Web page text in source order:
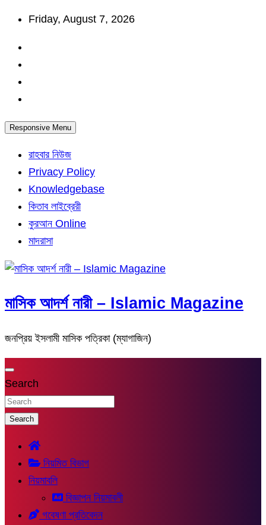
Skip
content
Friday, August 7, 2026
Responsive Menu
রাহবার নিউজ
Privacy Policy
Knowledgebase
কিতাব লাইব্রেরী
কুরআন Online
মাদরাসা
মাসিক আদর্শ নারী – Islamic Magazine
জনপ্রিয় ইসলামী মাসিক পত্রিকা (ম্যাগাজিন)
Search
Search
নিয়মিত বিভাগ
নিয়মাবলি
বিজ্ঞাপন নিয়মাবলী
গবেষণা প্রতিবেদন